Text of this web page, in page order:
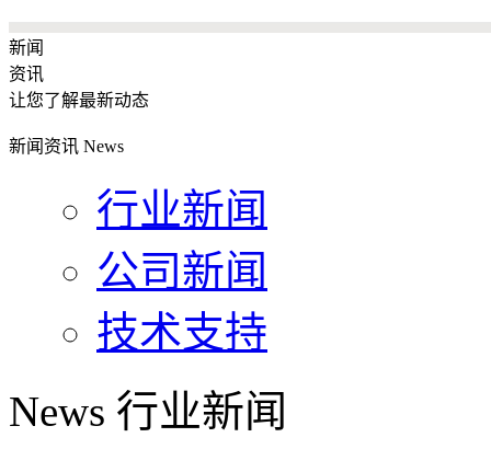
新闻
资讯
让您了解最新动态
新闻资讯 News
行业新闻
公司新闻
技术支持
News 行业新闻